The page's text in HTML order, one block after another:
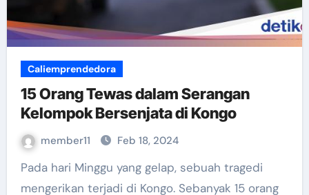
Caliemprendedora
15 Orang Tewas dalam Serangan
Kelompok Bersenjata di Kongo
member11 Feb 18, 2024
Pada hari Minggu yang gelap, sebuah tragedi
mengerikan terjadi di Kongo. Sebanyak 15 orang